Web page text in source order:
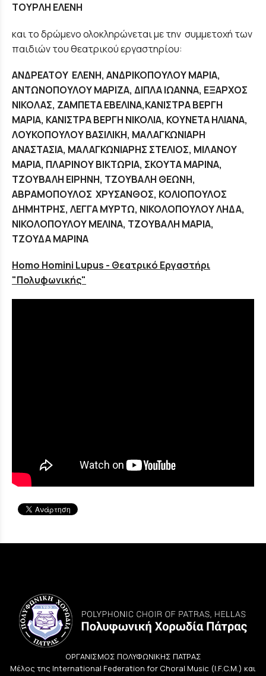
ΤΟΥΡΛΗ ΕΛΕΝΗ
και το δρώμενο ολοκληρώνεται με την συμμετοχή των
παιδιών του θεατρικού εργαστηρίου:
ΑΝΔΡΕΑΤΟΥ ΕΛΕΝΗ, ΑΝΔΡΙΚΟΠΟΥΛΟΥ ΜΑΡΙΑ,
ΑΝΤΩΝΟΠΟΥΛΟΥ ΜΑΡΙΖΑ, ΔΙΠΛΑ ΙΩΑΝΝΑ, ΕΞΑΡΧΟΣ
ΝΙΚΟΛΑΣ, ΖΑΜΠΕΤΑ ΕΒΕΛΙΝΑ,ΚΑΝΙΣΤΡΑ ΒΕΡΓΗ
ΜΑΡΙΑ, ΚΑΝΙΣΤΡΑ ΒΕΡΓΗ ΝΙΚΟΛΙΑ, ΚΟΥΝΕΤΑ ΗΛΙΑΝΑ,
ΛΟΥΚΟΠΟΥΛΟΥ ΒΑΣΙΛΙΚΗ, ΜΑΛΑΓΚΩΝΙΑΡΗ
ΑΝΑΣΤΑΣΙΑ, ΜΑΛΑΓΚΩΝΙΑΡΗΣ ΣΤΕΛΙΟΣ, ΜΙΛΑΝΟΥ
ΜΑΡΙΑ, ΠΛΑΡΙΝΟΥ ΒΙΚΤΩΡΙΑ, ΣΚΟΥΤΑ ΜΑΡΙΝΑ,
ΤΖΟΥΒΑΛΗ ΕΙΡΗΝΗ, ΤΖΟΥΒΑΛΗ ΘΕΩΝΗ,
ΑΒΡΑΜΟΠΟΥΛΟΣ ΧΡΥΣΑΝΘΟΣ, ΚΟΛΙΟΠΟΥΛΟΣ
ΔΗΜΗΤΡΗΣ, ΛΕΓΓΑ ΜΥΡΤΩ, ΝΙΚΟΛΟΠΟΥΛΟΥ ΛΗΔΑ,
ΝΙΚΟΛΟΠΟΥΛΟΥ ΜΕΛΙΝΑ, ΤΖΟΥΒΑΛΗ ΜΑΡΙΑ,
ΤΖΟΥΔΑ ΜΑΡΙΝΑ
Homo Homini Lupus - Θεατρικό Εργαστήρι
"Πολυφωνικής"
ΟΡΓΑΝΙΣΜΟΣ ΠΟΛΥΦΩΝΙΚΗΣ ΠΑΤΡΑΣ
Μέλος της International Federation for Choral Music (I.F.C.M.) και